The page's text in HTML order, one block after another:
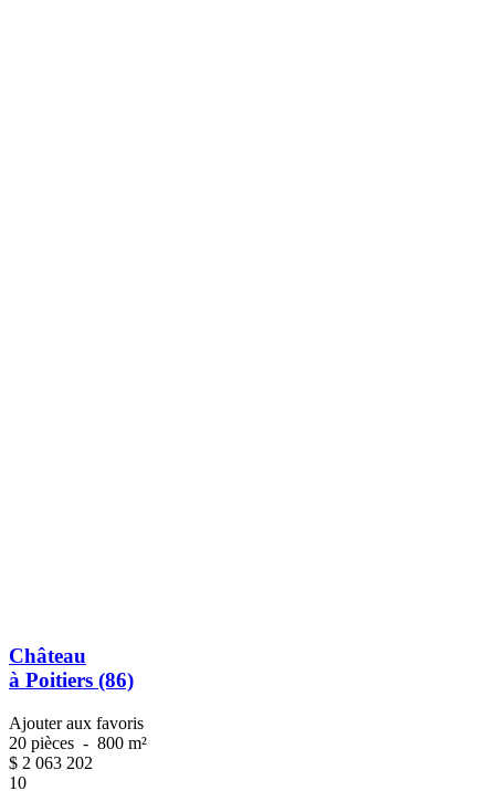
Château
à Poitiers (86)
Ajouter aux favoris
20 pièces - 800 m²
$ 2 063 202
10